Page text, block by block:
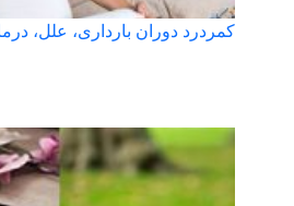
کمردرد دوران بارداری، علل،